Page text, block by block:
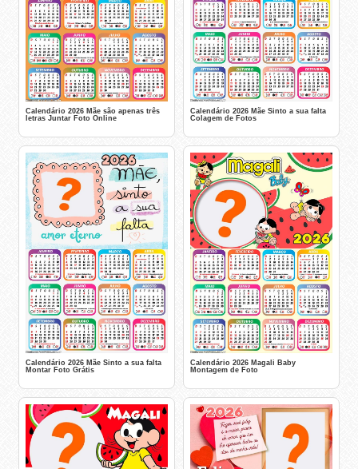
Calendário 2026 Mãe são apenas três
letras Juntar Foto Online
Calendário 2026 Mãe Sinto a sua falta
Colagem de Fotos
Calendário 2026 Mãe Sinto a sua falta
Montar Foto Grátis
Calendário 2026 Magali Baby
Montagem de Foto